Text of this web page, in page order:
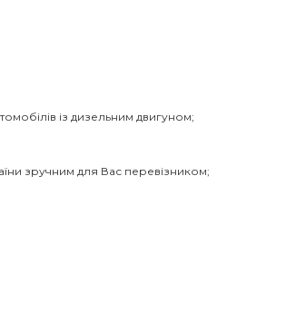
із дизельним двигуном;
зручним для Вас перевізником;